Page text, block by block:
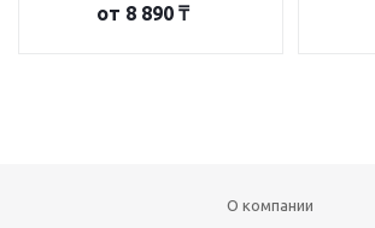
от 8 890 ₸
О компании